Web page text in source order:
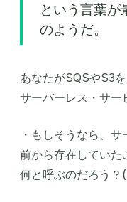
という言葉が
のようだ。
あなたがSQSやS3
サーバーレス・サー
・もしそうなら、
前から存在していた
何と呼ぶのだろう？